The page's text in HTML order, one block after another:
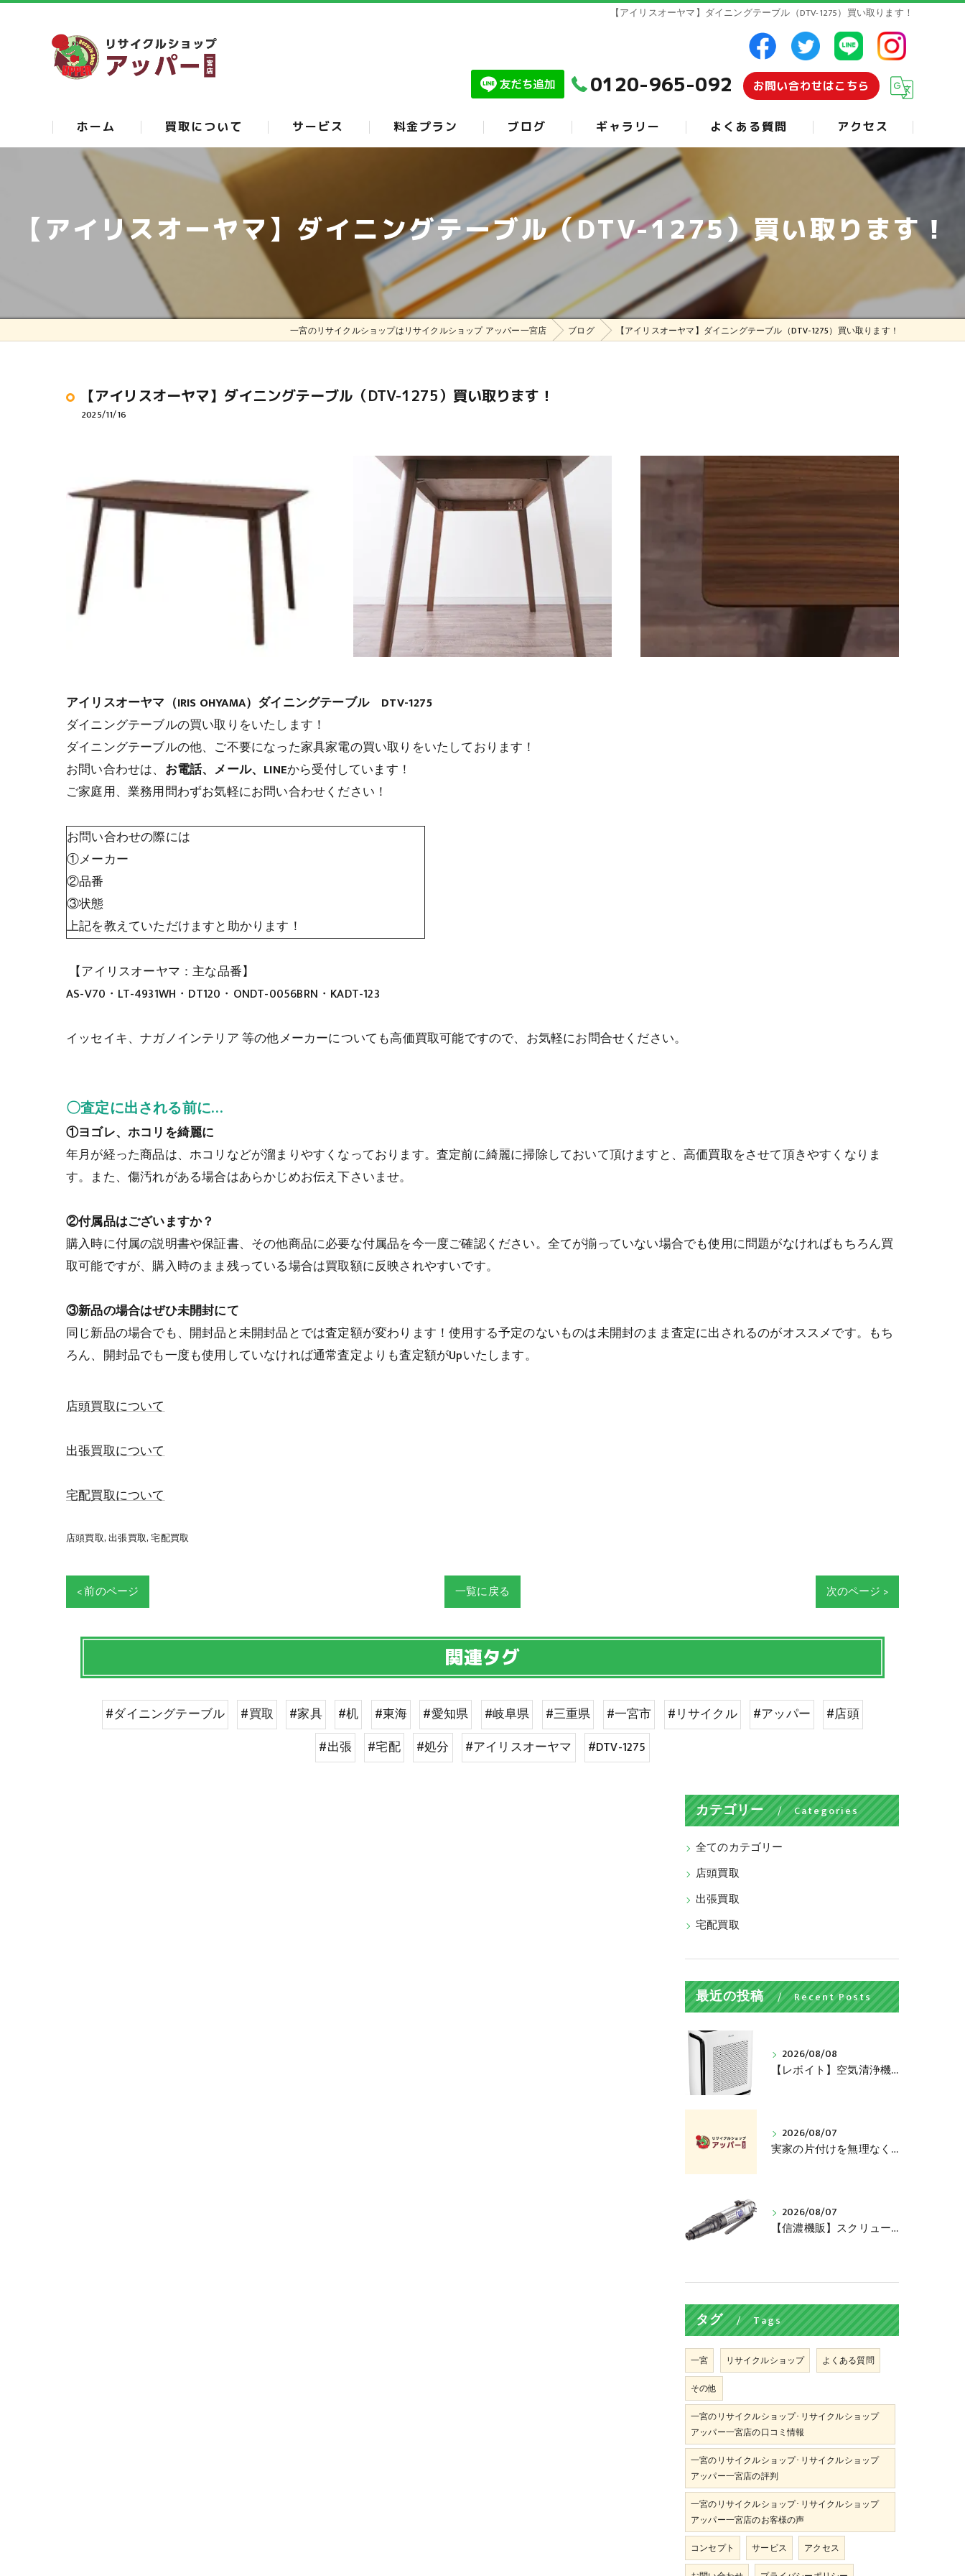
【アイリスオーヤマ】ダイニングテーブル（DTV-1275）買い取ります！
0120-965-092 お問い合わせはこちら
ホーム 買取について
店頭買取について
出張買取について
宅配買取について
サービス 料金プラン ブログ ギャラリー よくある質問 アクセス
【アイリスオーヤマ】ダイニングテーブル（DTV-1275）買い取ります！
一宮のリサイクルショップはリサイクルショップ アッパー一宮店 ブログ 【アイリスオーヤマ】ダイニングテーブル（DTV-1275）買い取ります！
【アイリスオーヤマ】ダイニングテーブル（DTV-1275）買い取ります！
2025/11/16
アイリスオーヤマ（IRIS OHYAMA）ダイニングテーブル DTV-1275
ダイニングテーブルの買い取りをいたします！
ダイニングテーブルの他、ご不要になった家具家電の買い取りをいたしております！
お問い合わせは、 お電話、メール、LINEから受付しています！
ご家庭用、業務用問わずお気軽にお問い合わせください！
お問い合わせの際には
①メーカー
②品番
③状態
上記を教えていただけますと助かります！
【アイリスオーヤマ：主な品番】
AS-V70・LT-4931WH・DT120・ONDT-0056BRN・KADT-123
イッセイキ、ナガノインテリア 等の他メーカーについても高価買取可能ですので、お気軽にお問合せください。
〇査定に出される前に…
①ヨゴレ、ホコリを綺麗に
年月が経った商品は、ホコリなどが溜まりやすくなっております。査定前に綺麗に掃除しておいて頂けますと、高価買取をさせて頂きやすくなりま
す。また、傷汚れがある場合はあらかじめお伝え下さいませ。
②付属品はございますか？
購入時に付属の説明書や保証書、その他商品に必要な付属品を今一度ご確認ください。全てが揃っていない場合でも使用に問題がなければもちろん買
取可能ですが、購入時のまま残っている場合は買取額に反映されやすいです。
③新品の場合はぜひ未開封にて
同じ新品の場合でも、開封品と未開封品とでは査定額が変わります！使用する予定のないものは未開封のまま査定に出されるのがオススメです。もち
ろん、開封品でも一度も使用していなければ通常査定よりも査定額がUpいたします。
店頭買取について
出張買取について
宅配買取について
店頭買取 出張買取 宅配買取
< 前のページ 一覧に戻る 次のページ >
関連タグ
#ダイニングテーブル #買取 #家具 #机 #東海 #愛知県 #岐阜県 #三重県 #一宮市 #リサイクル #アッパー
#店頭
#出張
#宅配 #処分 #アイリスオーヤマ #DTV-1275
カテゴリー Categories
全てのカテゴリー
店頭買取
出張買取
宅配買取
最近の投稿 Recent Posts
2026/08/08
【レボイト】空気清浄機（200S）買い取ります！
2026/08/07
実家の片付けを無理なく進めるコツ、捨てる前に売れるかも
2026/08/07
【信濃機販】スクリュードライバー（SI-1161）買い取ります！
タグ Tags
一宮 リサイクルショップ
よくある質問
その他
一宮のリサイクルショップ･リサイクルショップ
アッパー一宮店の口コミ情報
一宮のリサイクルショップ･リサイクルショップ
アッパー一宮店の評判
一宮のリサイクルショップ･リサイクルショップ
アッパー一宮店のお客様の声
コンセプト
サービス
アクセス